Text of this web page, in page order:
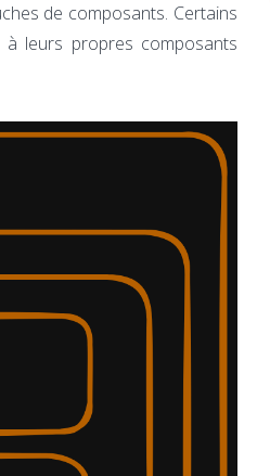
de composants. Certains
leurs propres composants